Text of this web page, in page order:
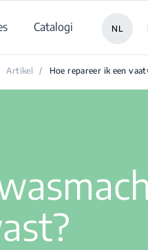
Catalogi NL
Artikel / Hoe repareer ik een